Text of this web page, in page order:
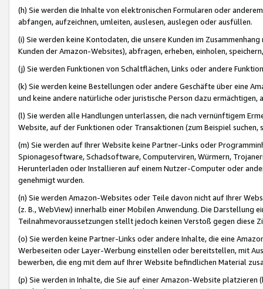
(h) Sie werden die Inhalte von elektronischen Formularen oder
abfangen, aufzeichnen, umleiten, auslesen, auslegen oder ausfüllen.
(i) Sie werden keine Kontodaten, die unsere Kunden im
Kunden der Amazon-Websites), abfragen, erheben, einholen,
(j) Sie werden Funktionen von Schaltflächen, Links oder andere
(k) Sie werden keine Bestellungen oder andere Geschäfte über eine
und keine andere natürliche oder juristische Person dazu
(l) Sie werden alle Handlungen unterlassen, die nach vernünftigem
Website, auf der Funktionen oder Transaktionen (zum Beispiel
(m) Sie werden auf Ihrer Website keine Partner-Links oder
Spionagesoftware, Schadsoftware, Computerviren, Würmern,
Herunterladen oder Installieren auf einem Nutzer-Computer oder
genehmigt wurden.
(n) Sie werden Amazon-Websites oder Teile davon nicht auf Ihrer
(z. B., WebView) innerhalb einer Mobilen Anwendung. Die Darstellung
Teilnahmevoraussetzungen stellt jedoch keinen Verstoß gegen diese
(o) Sie werden keine Partner-Links oder andere Inhalte, die eine
Werbeseiten oder Layer-Werbung einstellen oder bereitstellen, mit
bewerben, die eng mit dem auf Ihrer Website befindlichen Material
(p) Sie werden in Inhalte, die Sie auf einer Amazon-Website